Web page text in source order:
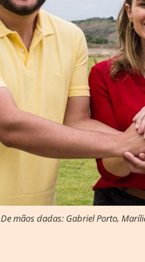
De mãos dadas: Gabriel Porto,